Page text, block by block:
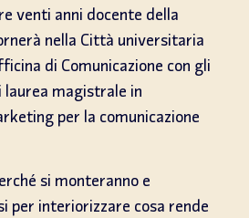
venti anni docente della
nella Città universitaria
di Comunicazione con gli
laurea magistrale in
per la comunicazione
si monteranno e
per interiorizzare cosa rende